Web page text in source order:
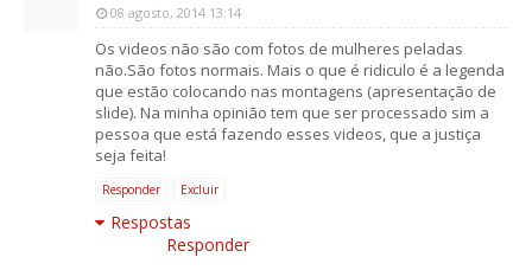
08 agosto, 2014 13:14
Os videos não são com fotos de mulheres peladas
não.São fotos normais. Mais o que é ridiculo é a legenda
que estão colocando nas montagens (apresentação de
slide). Na minha opinião tem que ser processado sim a
pessoa que está fazendo esses videos, que a justiça
seja feita!
Responder Excluir
Respostas
Responder